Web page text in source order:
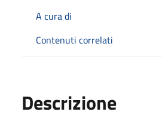
A cura di
Contenuti correlati
Descrizione